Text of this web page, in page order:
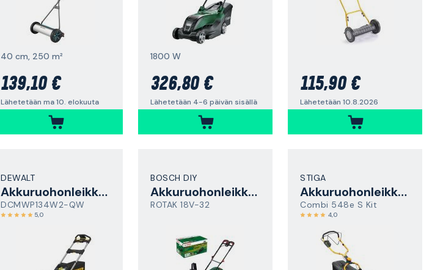
40 cm, 250 m²
139,10 €
Lähetetään ma 10. elokuuta
1800 W
326,80 €
Lähetetään 4-6 päivän sisällä
115,90 €
Lähetetään 10.8.2026
DEWALT
Akkuruohonleikkuri
DCMWP134W2-QW
5,0
BOSCH DIY
Akkuruohonleikkuri
ROTAK 18V-32
STIGA
Akkuruohonleikkuri
Combi 548e S Kit
4,0